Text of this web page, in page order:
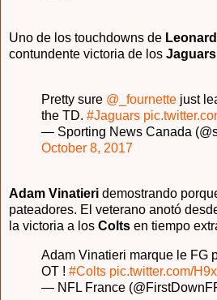
Uno de los touchdowns de
contundente victoria de los Jaguars
Pretty sure @_fournette just
the TD. #Jaguars
— Sporting News Canada
October 8, 2017
Adam Vinatieri demostrando
pateadores. El veterano anotó
la victoria a los Colts en tiempo
Adam Vinatieri marque le FG
OT ! #Colts pic.twitter.com/
— NFL France